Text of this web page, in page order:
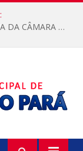
VEREADORA KEILA ASSUME A PRESIDÊNCIA DA CÂMARA MUNICIPAL.